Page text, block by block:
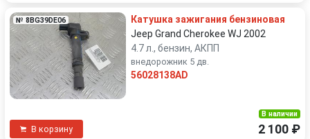
№ 8BG39DE06
Катушка зажигания бензиновая
Jeep Grand Cherokee WJ 2002
4.7 л., бензин, АКПП
внедорожник 5 дв.
56028138AD
В корзину
В наличии
2 100 ₽